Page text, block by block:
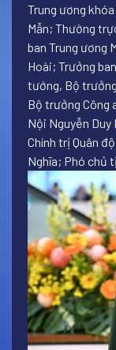
Trung ương
Mẫn; Thường
ban Trung ương
Hoài; Trưởng
tướng, Bộ
Bộ trưởng Công
Nội Nguyễn
Chính trị Quân
Nghĩa; Phó chủ